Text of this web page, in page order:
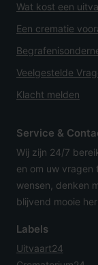
Wat kost een
Een crematie
Veelgestelde
Klacht melden
Service &
Wij zijn 24/7
en om uw vragen
wensen, denken
blijvend mooie
Labels
Uitvaart24